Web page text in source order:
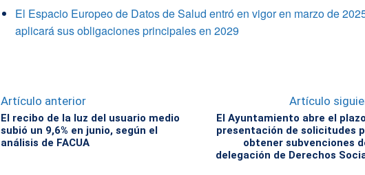
El Espacio Europeo de Datos de Salud entró en vigor en marzo de
aplicará sus obligaciones principales en 2029
Artículo anterior
El recibo de la luz del usuario medio
subió un 9,6% en junio, según el
análisis de FACUA
Artículo
El Ayuntamiento abre el
presentación de solicitudes
obtener subvenciones
delegación de Derechos